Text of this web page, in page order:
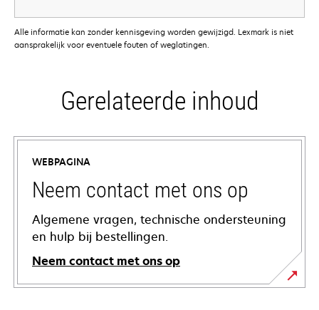
Alle informatie kan zonder kennisgeving worden gewijzigd. Lexmark is niet
aansprakelijk voor eventuele fouten of weglatingen.
Gerelateerde inhoud
WEBPAGINA
Neem contact met ons op
Algemene vragen, technische ondersteuning
en hulp bij bestellingen.
Neem contact met ons op